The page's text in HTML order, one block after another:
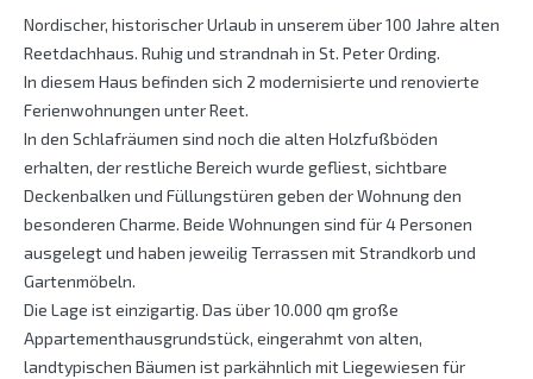
Nordischer, historischer Urlaub in unserem über 100 Jahre alten
Reetdachhaus. Ruhig und strandnah in St. Peter Ording.
In diesem Haus befinden sich 2 modernisierte und renovierte
Ferienwohnungen unter Reet.
In den Schlafräumen sind noch die alten Holzfußböden
erhalten, der restliche Bereich wurde gefliest, sichtbare
Deckenbalken und Füllungstüren geben der Wohnung den
besonderen Charme. Beide Wohnungen sind für 4 Personen
ausgelegt und haben jeweilig Terrassen mit Strandkorb und
Gartenmöbeln.
Die Lage ist einzigartig. Das über 10.000 qm große
Appartementhausgrundstück, eingerahmt von alten,
landtypischen Bäumen ist parkähnlich mit Liegewiesen für